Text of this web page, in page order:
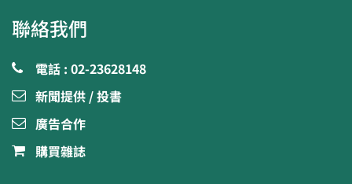
聯絡我們
電話 : 02-23628148
新聞提供 / 投書
廣告合作
購買雜誌